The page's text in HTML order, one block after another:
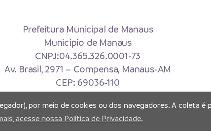
Prefeitura Municipal de Manaus
Município de Manaus
CNPJ:04.365.326.0001-73
Av. Brasil, 2971 – Compensa, Manaus-AM
CEP: 69036-110
2026. Todos os direitos reservados.
por meio de cookies ou dos navegadores. A coleta é
acesse nossa Política de Privacidade.